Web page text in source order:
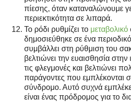
πίεσης, όταν καταναλώνουμε
περιεκτικότητα σε λιπαρά.
Το ρόδι ρυθμίζει το μεταβολικό
δημοσιεύθηκε σε ένα περιοδικό
συμβάλλει στη ρύθμιση του
βελτιώνει την ευαισθησία
τις φλεγμονές και βελτιώνει
παράγοντες που εμπλέκονται
σύνδρομο. Αυτό συχνά
είναι ένας πρόδρομος για το